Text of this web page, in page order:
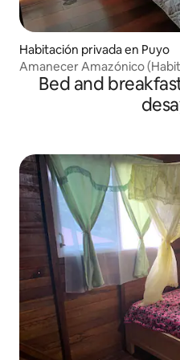
Habitación privada en Puyo
Amanecer Amazónico
Bed and